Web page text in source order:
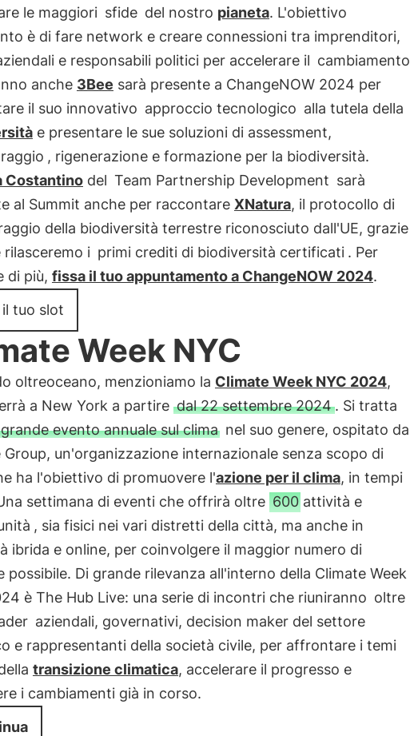
le maggiori sfide del nostro pianeta. L'obiettivo
è di fare network e creare connessioni tra imprenditori,
e responsabili politici per accelerare il cambiamento
anche 3Bee sarà presente a ChangeNOW 2024 per
il suo innovativo approccio tecnologico alla tutela della
e presentare le sue soluzioni di assessment,
, rigenerazione e formazione per la biodiversità.
Costantinodel Team Partnership Development sarà
al Summit anche per raccontare XNatura, il protocollo di
della biodiversità terrestre riconosciuto dall'UE, grazie
rilasceremo i primi crediti di biodiversità certificati . Per
di più, fissa il tuo appuntamento a ChangeNOW 2024.
il tuo slot
Week NYC
oltreoceano, menzioniamo la Climate Week NYC 2024,
a New York a partire dal 22 settembre 2024. Si tratta
evento annuale sul clima nel suo genere, ospitato da
Group, un'organizzazione internazionale senza scopo di
ha l'obiettivo di promuovere l'azione per il clima, in tempi
settimana di eventi che offrirà oltre 600 attività e
, sia fisici nei vari distretti della città, ma anche in
ibrida e online, per coinvolgere il maggior numero di
possibile. Di grande rilevanza all'interno della Climate Week
è The Hub Live: una serie di incontri che riuniranno oltre
aziendali, governativi, decision maker del settore
e rappresentanti della società civile, per affrontare i temi
transizione climatica, accelerare il progresso e
i cambiamenti già in corso.